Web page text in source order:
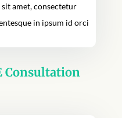
amet, consectetur
in ipsum id orci
Consultation